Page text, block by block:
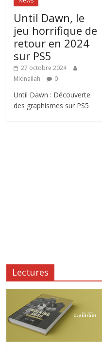
Until Dawn, le
jeu horrifique de
retour en 2024
sur PS5
27 octobre 2024
Midnailah
0
Until Dawn : Découverte
des graphismes sur PS5
Lectures